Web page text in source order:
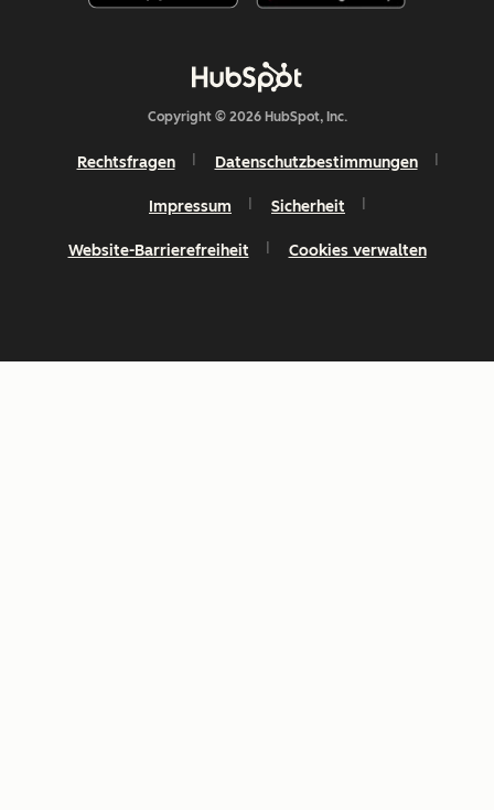
Copyright © 2026 HubSpot, Inc.
Rechtsfragen Datenschutzbestimmungen
Impressum Sicherheit
Website-Barrierefreiheit Cookies verwalten